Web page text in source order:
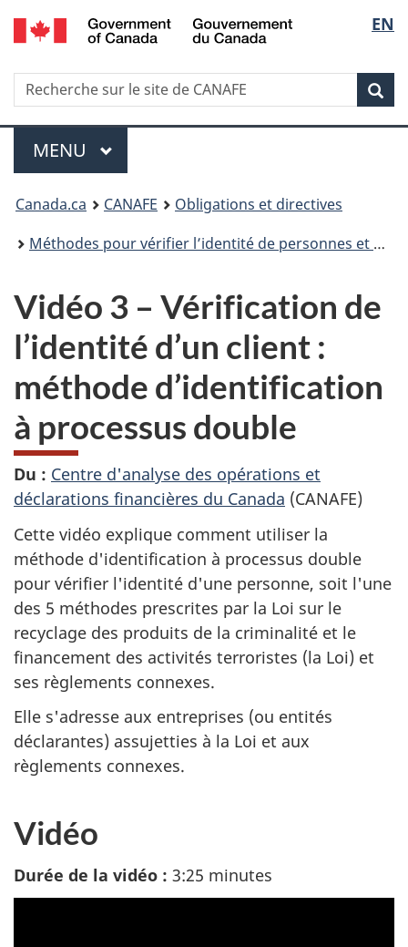
Passer
au
principal
Passer
à
sujet
du
gouvernement
Passer
à
version
HTML
simplifiée
de
la
EN
Recherche
Recherche
sur
le
site
Menu
MENU PRINCIPAL
Vous
êtes
Canada.ca CANAFE
Obligations et directives
Méthodes pour vérifier l’identité de personnes et d’entités
Vidéo 3 – Vérification de
l’identité d’un client :
méthode d’identification
à processus double
Du : Centre d'analyse des opérations et
déclarations financières du Canada (CANAFE)
Cette vidéo explique comment utiliser la
méthode d'identification à processus double
pour vérifier l'identité d'une personne, soit l'une
des 5 méthodes prescrites par la Loi sur le
recyclage des produits de la criminalité et le
financement des activités terroristes (la Loi) et
ses règlements connexes.
Elle s'adresse aux entreprises (ou entités
déclarantes) assujetties à la Loi et aux
règlements connexes.
Vidéo
Durée de la vidéo : 3:25 minutes